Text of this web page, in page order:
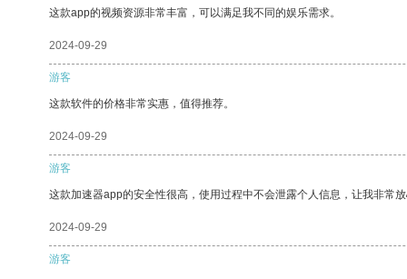
这款app的视频资源非常丰富，可以满足我不同的娱乐需求。
2024-09-29
游客
这款软件的价格非常实惠，值得推荐。
2024-09-29
游客
这款加速器app的安全性很高，使用过程中不会泄露个人信息，让我非常
2024-09-29
游客